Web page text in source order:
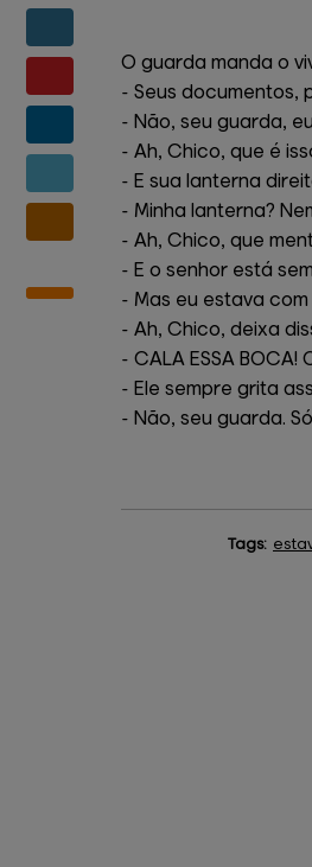
O guarda manda o
- Seus documentos,
- Não, seu guarda,
- Ah, Chico, que é
- E sua lanterna
- Minha lanterna?
- Ah, Chico, que
- E o senhor está
- Mas eu estava
- Ah, Chico, deixa
- CALA ESSA
- Ele sempre grita
- Não, seu guarda.
Tags: